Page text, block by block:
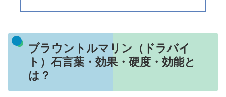
ブラウントルマリン（ドラバイ
ト）石言葉・効果・硬度・効能と
は？